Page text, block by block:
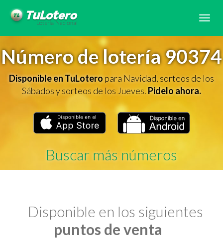
Número de lotería 90374
Disponible en TuLoteropara Navidad, sorteos de los
Sábados y sorteos de los Jueves.Pidelo ahora.
Buscar más números
Disponible en los siguientes
puntos de venta